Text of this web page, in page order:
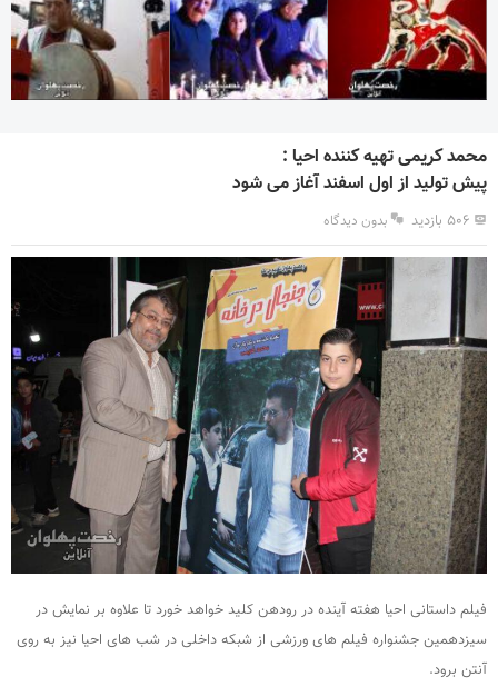
محمد کریمی تهیه کننده احیا :
پیش تولید از اول اسفند آغاز می شود
۵۰۶ بازدید بدون دیدگاه
فیلم داستانی احیا هفته آینده در رودهن کلید خواهد خورد تا علاوه بر نمایش در
سیزدهمین جشنواره فیلم های ورزشی از شبکه داخلی در شب های احیا نیز به روی
آنتن برود.